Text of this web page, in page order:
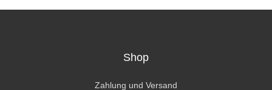
Shop
Zahlung und Versand